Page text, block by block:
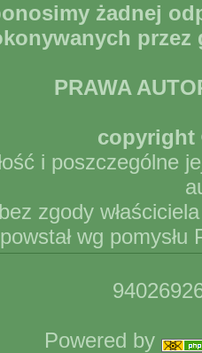
żadnej
PRAWA
copyright
i poszczególne
zgody
wg
Powered by